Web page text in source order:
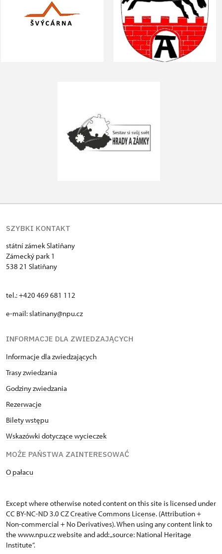
SZYBKI KONTAKT
státní zámek Slatiňany
Zámecký park 1
538 21 Slatiňany
tel.: +420 469 681 112
e-mail: slatinany@npu.cz
INFORMACJE DLA ZWIEDZAJĄCYCH
Informacje dla zwiedzających
Trasy zwiedzania
Godziny zwiedzania
Rezerwacje
Bilety wstępu
Wskazówki dotyczące wycieczek
MOŻE PAŃSTWA ZAINTERESOWAĆ
O pałacu
Except where otherwise noted content on this site is licensed under
CC BY-NC-ND 3.0 CZCreative Commons License. (Attribution +
Non-commercial + No Derivatives). When using any content link to
the www.npu.cz website and add: „source: National Heritage
Institute“.